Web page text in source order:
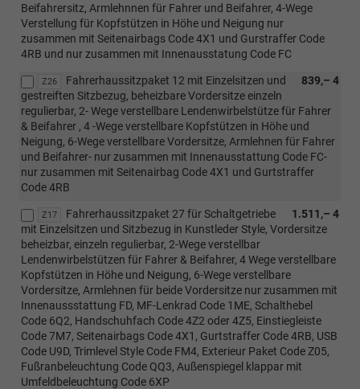
Beifahrersitz, Armlehnnen für Fahrer und Beifahrer, 4-Wege
Verstellung für Kopfstützen in Höhe und Neigung nur
zusammen mit Seitenairbags Code 4X1 und Gurstraffer Code
4RB und nur zusammen mit Innenausstatung Code FC
Z26 839,– 4
Fahrerhaussitzpaket 12 mit Einzelsitzen und
gestreiften Sitzbezug, beheizbare Vordersitze einzeln
regulierbar, 2- Wege verstellbare Lendenwirbelstütze für Fahrer
& Beifahrer , 4 -Wege verstellbare Kopfstützen in Höhe und
Neigung, 6-Wege verstellbare Vordersitze, Armlehnen für Fahrer
und Beifahrer- nur zusammen mit Innenausstattung Code FC-
nur zusammen mit Seitenairbag Code 4X1 und Gurtstraffer
Code 4RB
Z17 1.511,– 4
Fahrerhaussitzpaket 27 für Schaltgetriebe
mit Einzelsitzen und Sitzbezug in Kunstleder Style, Vordersitze
beheizbar, einzeln regulierbar, 2-Wege verstellbar
Lendenwirbelstützen für Fahrer & Beifahrer, 4 Wege verstellbare
Kopfstützen in Höhe und Neigung, 6-Wege verstellbare
Vordersitze, Armlehnen für beide Vordersitze nur zusammen mit
Innenaussstattung FD, MF-Lenkrad Code 1ME, Schalthebel
Code 6Q2, Handschuhfach Code 4Z2 oder 4Z5, Einstiegleiste
Code 7M7, Seitenairbags Code 4X1, Gurtstraffer Code 4RB, USB
Code U9D, Trimlevel Style Code FM4, Exterieur Paket Code Z05,
Fußranbeleuchtung Code QQ3, Außenspiegel klappar mit
Umfeldbeleuchtung Code 6XP